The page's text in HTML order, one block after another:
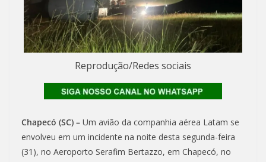
Reprodução/Redes sociais
Chapecó (SC) – Um avião da companhia aérea Latam se
envolveu em um incidente na noite desta segunda-feira
(31), no Aeroporto Serafim Bertazzo, em Chapecó, no